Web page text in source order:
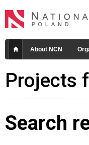
About NCN
Projects
Search